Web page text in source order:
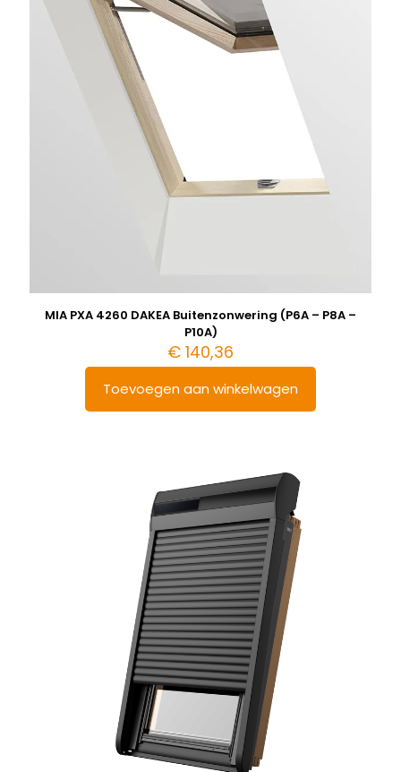
MIA PXA 4260 DAKEA Buitenzonwering (P6A – P8A –
P10A)
€ 140,36
Toevoegen aan winkelwagen